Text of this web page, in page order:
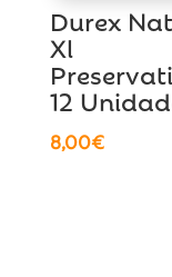
Durex
Xl
12
8,00€